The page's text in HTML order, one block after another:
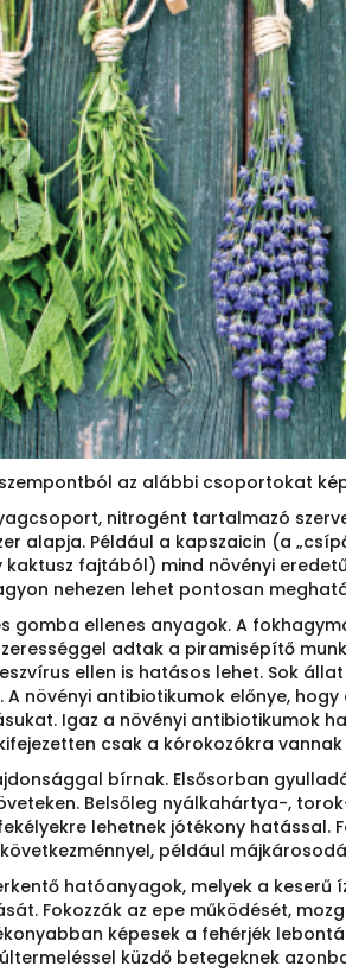
az alábbi csoportokat
nitrogént tartalmazó
alapja. Például a kapszaicin (a
fajtából) mind növényi
nehezen lehet pontosan
gomba ellenes anyagok. A
adtak a piramisépítő
ellen is hatásos lehet. Sok
növényi antibiotikumok előnye,
Igaz a növényi antibiotikumok
csak a kórokozókra
bírnak. Elsősorban
Belsőleg nyálkahártya-,
lehetnek jótékony
például
hatóanyagok, melyek a
Fokozzák az epe működését,
képesek a fehérjék
küzdő betegeknek